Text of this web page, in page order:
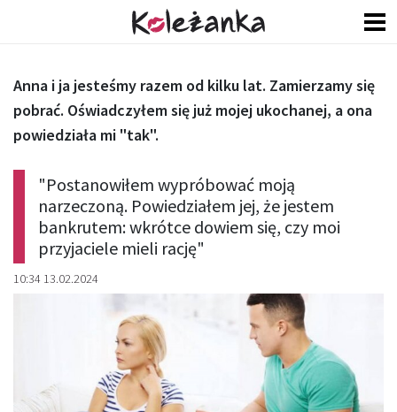
"Postanowiłem wypróbować moją
narzeczoną. Powiedziałem jej, że jestem
bankrutem: wkrótce dowiem się, czy moi
przyjaciele mieli rację"
10:34 13.02.2024
Anna i ja jesteśmy razem od kilku lat. Zamierzamy się
pobrać. Oświadczyłem się już mojej ukochanej, a ona
powiedziała mi "tak".